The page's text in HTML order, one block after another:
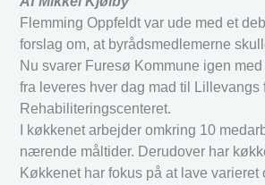
Flemming Oppfeldt var ude med et
forslag om, at byrådsmedlemerne
Nu svarer Furesø Kommune igen
fra leveres hver dag mad til
Rehabiliteringscenteret.
I køkkenet arbejder omkring 10
nærende måltider. Derudover har
Køkkenet har fokus på at lave